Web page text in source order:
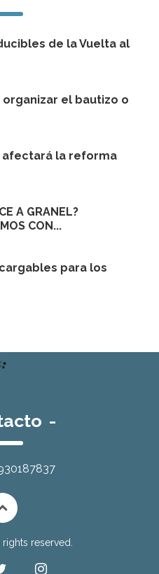
de la Vuelta al
organizar el bautizo o
afectará la reforma
A GRANEL?
CON...
para los
-
reserved.